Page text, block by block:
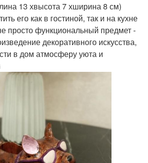
13 хвысота 7 хширина 8 см)
его как в гостиной, так и на кухне
просто функциональный предмет -
декоративного искусства,
в дом атмосферу уюта и